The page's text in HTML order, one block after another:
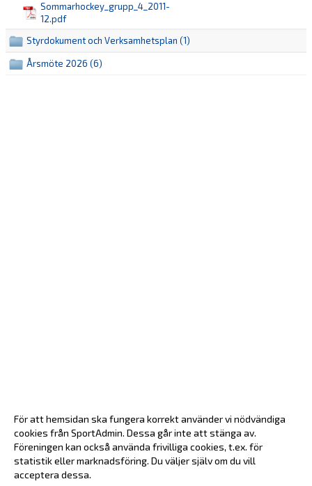
CAFETERIA
Sommarhockey_grupp_4_2011-
12.pdf
Styrdokument och Verksamhetsplan (1)
Årsmöte 2026 (6)
För att hemsidan ska fungera korrekt använder vi nödvändiga
cookies från SportAdmin. Dessa går inte att stänga av.
Föreningen kan också använda frivilliga cookies, t.ex. för
statistik eller marknadsföring. Du väljer själv om du vill
acceptera dessa.